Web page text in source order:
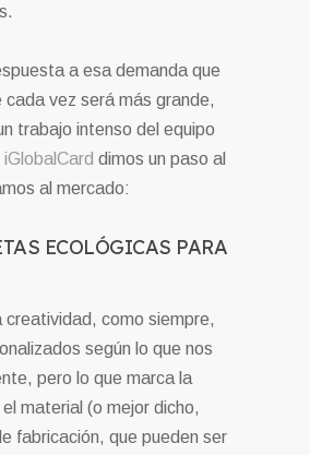
a esa demanda que
cada vez será más grande,
trabajo intenso del equipo
iGlobalCard dimos un paso al
al mercado:
ECOLÓGICAS PARA
creatividad, como siempre,
según lo que nos
pero lo que marca la
material (o mejor dicho,
fabricación, que pueden ser